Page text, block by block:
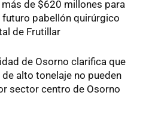
de $620 millones para
futuro pabellón quirúrgico
de Frutillar
de Osorno clarifica que
alto tonelaje no pueden
sector centro de Osorno